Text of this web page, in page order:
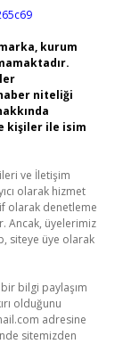
kurum
niteliği
kişiler ile isim
ve İletişim
olarak hizmet
olarak denetleme
Ancak, üyelerimiz
siteye üye olarak
bilgi paylaşım
olduğunu
adresine
sitemizden